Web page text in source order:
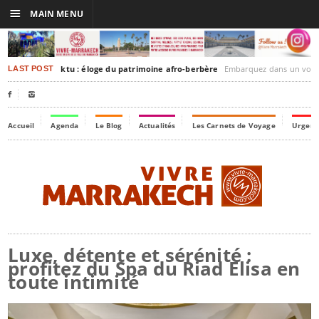
LAST POSTTimbuktu : éloge du patrimoine afro-berbère Embarquez dans un voyage culturel dans le
 
Accueil Agenda Le Blog Actualités Les Carnets de Voyage
Luxe, détente et sérénité :
profitez du Spa du Riad Elisa en
toute intimité
☰ MAIN MENU